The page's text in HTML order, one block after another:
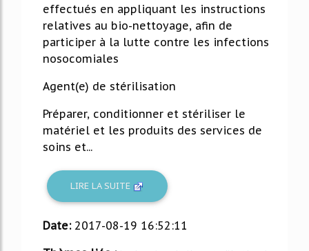
effectués en appliquant les instructions
relatives au bio-nettoyage, afin de
participer à la lutte contre les infections
nosocomiales
Agent(e) de stérilisation
Préparer, conditionner et stériliser le
matériel et les produits des services de
soins et...
LIRE LA SUITE
Date: 2017-08-19 16:52:11